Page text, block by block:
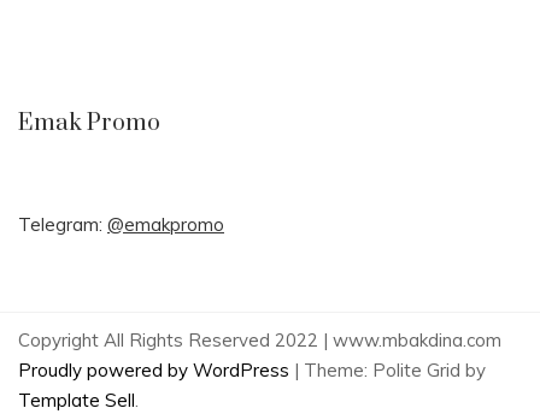
Emak Promo
Telegram: @emakpromo
Copyright All Rights Reserved 2022 | www.mbakdina.com
Proudly powered by WordPress | Theme: Polite Grid by
Template Sell.